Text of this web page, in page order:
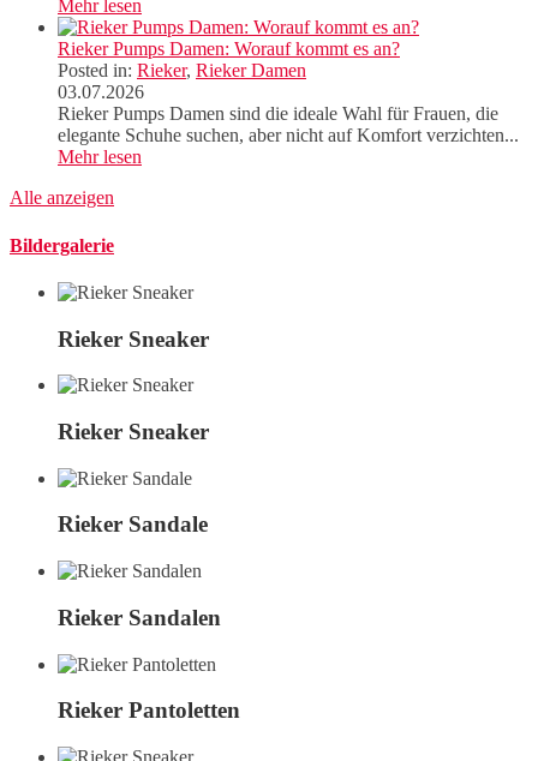
Mehr lesen
Rieker Pumps Damen: Worauf kommt es an?
Posted in: Rieker, Rieker Damen
03.07.2026
Rieker Pumps Damen sind die ideale Wahl für Frauen, die
elegante Schuhe suchen, aber nicht auf Komfort verzichten...
Mehr lesen
Alle anzeigen
Bildergalerie
Rieker Sneaker
Rieker Sneaker
Rieker Sandale
Rieker Sandalen
Rieker Pantoletten